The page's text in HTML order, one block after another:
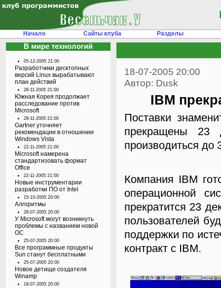
Начало Сайты клуба Разделы
В мире технологий
05-12-2005 21:00
Разработчики десктопных
версий Linux вырабатывают
план действий
28-11-2005 21:00
Южная Корея продолжает
расследование против
Microsoft
28-11-2005 21:00
Gartner уточняет
рекомендации в отношении
Windows Vista
22-11-2005 21:00
Microsoft намерена
стандартизовать формат
Office
22-11-2005 21:00
Новые инструментарии
разработки ПО от Intel
15-10-2005 20:00
Алгоритмы
28-07-2005 20:00
У Microsoft могут возникнуть
проблемы с названием новой
ОС
25-07-2005 20:00
Все программные продукты
Sun станут бесплатными
25-07-2005 20:00
Новое детище создателя
Winamp
18-07-2005 20:00
18-07-2005 20:00
Автор: Dusk
IBM
Поставки
прекращены 23
производиться до
Компания IBM
операционной
прекратится 23
пользователей
поддержки по
контракт с IBM.